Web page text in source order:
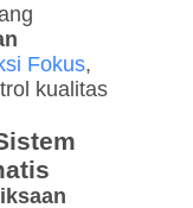
Fokus,
kualitas